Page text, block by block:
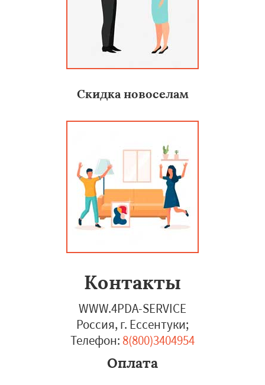
Скидка новоселам
Контакты
WWW.4PDA-SERVICE
Россия, г. Ессентуки;
Телефон: 8(800)3404954
Оплата